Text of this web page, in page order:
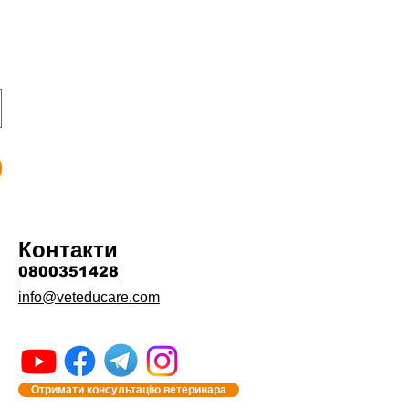
0800351428
info@veteducare.com
Контакти
Отримати консультацію ветеринара